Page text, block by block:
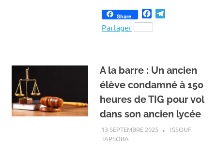
Share Facebook
Partager
A la barre : Un ancien
élève condamné à 150
heures de TIG pour vol
dans son ancien lycée
13 SEPTEMBRE 2025
ISSOUF
TAPSOBA